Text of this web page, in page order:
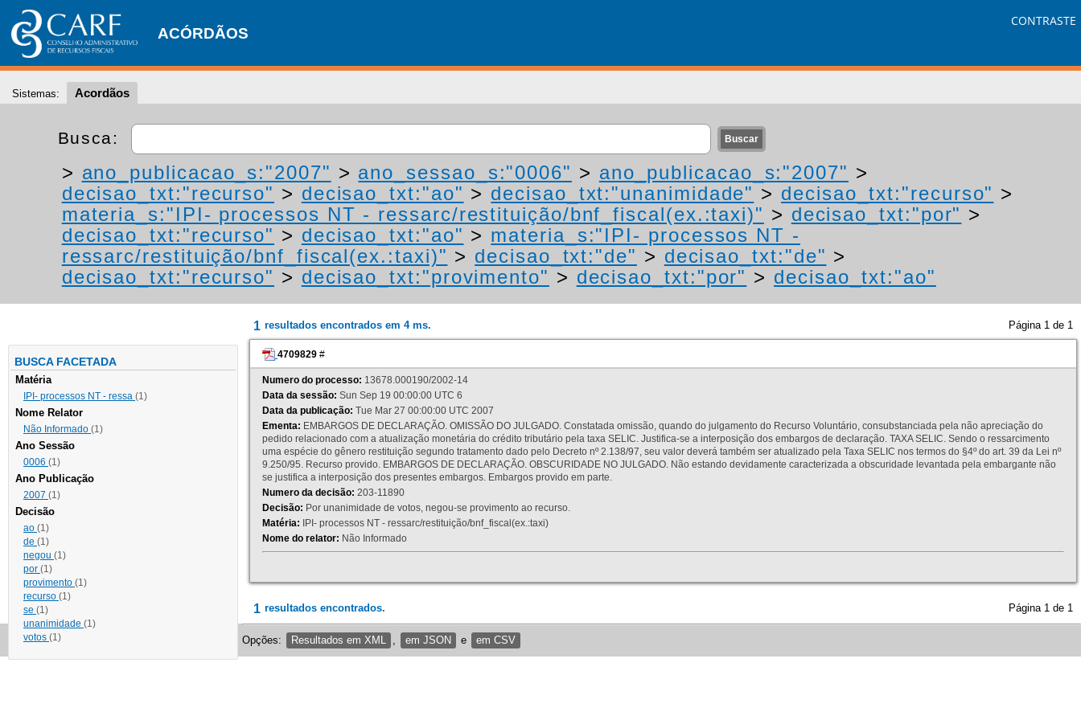
ACÓRDÃOS
CONTRASTE
Sistemas: Acordãos
Busca:
> ano_publicacao_s:"2007" > ano_sessao_s:"0006" > ano_publicacao_s:"2007" >
decisao_txt:"recurso" > decisao_txt:"ao" > decisao_txt:"unanimidade" > decisao_txt:"recurso" >
materia_s:"IPI- processos NT - ressarc/restituição/bnf_fiscal(ex.:taxi)" > decisao_txt:"por" >
decisao_txt:"recurso" > decisao_txt:"ao" > materia_s:"IPI- processos NT -
ressarc/restituição/bnf_fiscal(ex.:taxi)" > decisao_txt:"de" > decisao_txt:"de" >
decisao_txt:"recurso" > decisao_txt:"provimento" > decisao_txt:"por" > decisao_txt:"ao"
BUSCA FACETADA
Matéria
IPI- processos NT - ressa (1)
Nome Relator
Não Informado (1)
Ano Sessão
0006 (1)
Ano Publicação
2007 (1)
Decisão
ao (1)
de (1)
negou (1)
por (1)
provimento (1)
recurso (1)
se (1)
unanimidade (1)
votos (1)
1 resultados encontrados em 4 ms. Página 1 de 1
4709829 #
Numero do processo: 13678.000190/2002-14
Data da sessão: Sun Sep 19 00:00:00 UTC 6
Data da publicação: Tue Mar 27 00:00:00 UTC 2007
Ementa: EMBARGOS DE DECLARAÇÃO. OMISSÃO DO JULGADO. Constatada omissão, quando do julgamento do Recurso Voluntário, consubstanciada pela não apreciação do
pedido relacionado com a atualização monetária do crédito tributário pela taxa SELIC. Justifica-se a interposição dos embargos de declaração. TAXA SELIC. Sendo o ressarcimento
uma espécie do gênero restituição segundo tratamento dado pelo Decreto nº 2.138/97, seu valor deverá também ser atualizado pela Taxa SELIC nos termos do §4º do art. 39 da Lei nº
9.250/95. Recurso provido. EMBARGOS DE DECLARAÇÃO. OBSCURIDADE NO JULGADO. Não estando devidamente caracterizada a obscuridade levantada pela embargante não
se justifica a interposição dos presentes embargos. Embargos provido em parte.
Numero da decisão: 203-11890
Decisão: Por unanimidade de votos, negou-se provimento ao recurso.
Matéria: IPI- processos NT - ressarc/restituição/bnf_fiscal(ex.:taxi)
Nome do relator: Não Informado
1 resultados encontrados. Página 1 de 1
Opções: Resultados em XML em JSON e em CSV